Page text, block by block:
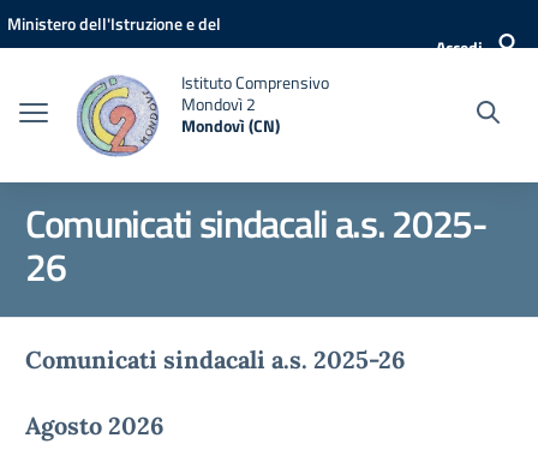
Vai ai contenuti
Vai al menu di navigazione
Vai al footer
Ministero dell'Istruzione e del
Accedi
Istituto Comprensivo
Mondovì 2
Mondovì (CN)
Comunicati sindacali a.s. 2025-
26
Comunicati sindacali a.s. 2025-26
Agosto 2026